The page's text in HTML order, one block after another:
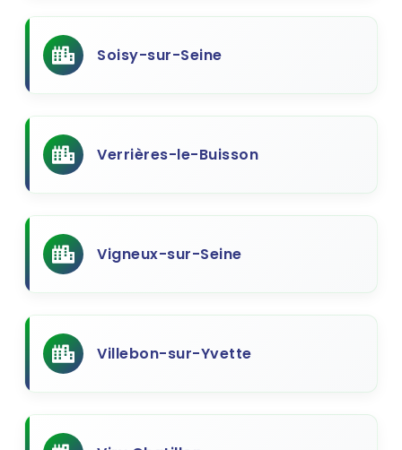
Soisy-sur-Seine
Verrières-le-Buisson
Vigneux-sur-Seine
Villebon-sur-Yvette